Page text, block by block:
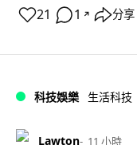
21 1 ↗ 分享
科技娛樂 生活科技
Lawton 11 小時